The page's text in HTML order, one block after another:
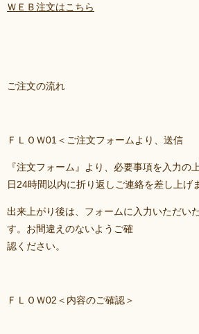
ＷＥＢ注文はこちら
ご注文の流れ
ＦＬＯＷ01＜ご注文フォームより、送信
『注文フォーム』より、必要事項を入力の
日24時間以内に折り返しご連絡を差し上げ
出来上がり後は、フォームに入力いただい
す。お間違えのないようご確
認ください。
ＦＬＯＷ02＜内容のご確認＞